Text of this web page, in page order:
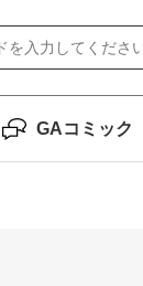
GAコミック